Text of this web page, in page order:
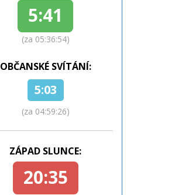
5:41
(za 05:36:53)
OBČANSKÉ SVÍTÁNÍ:
5:03
(za 04:59:25)
ZÁPAD SLUNCE:
20:35